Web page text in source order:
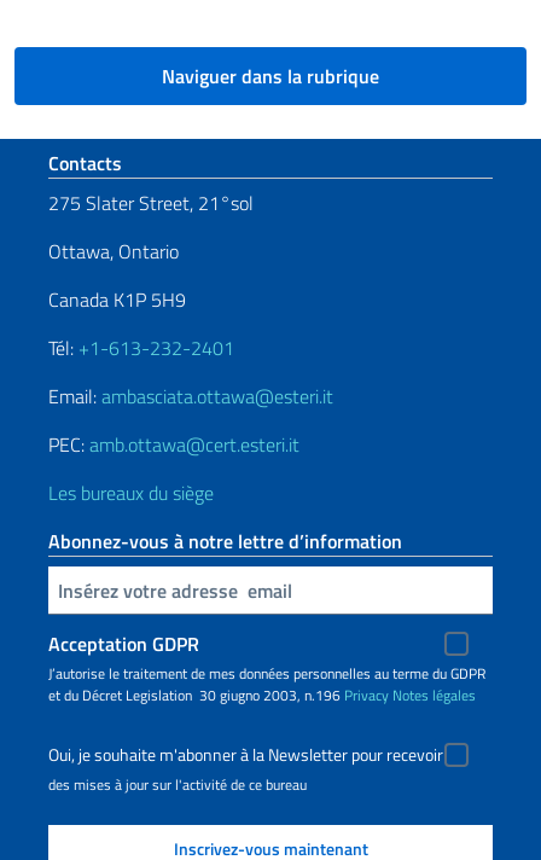
Naviguer dans la rubrique
Section de pied de page
Contacts
275 Slater Street, 21°sol
Ottawa, Ontario
Canada K1P 5H9
Tél: +1-613-232-2401
Email:ambasciata.ottawa@esteri.it
PEC:amb.ottawa@cert.esteri.it
Les bureaux du siège
Abonnez-vous à notre lettre d’information
Insert your email
Acceptation GDPR
J’autorise le traitement de mes données personnelles au terme du GDPR
et du Décret Legislation 30 giugno 2003, n.196 Privacy Notes légales
Oui, je souhaite m'abonner à la Newsletter pour recevoir
des mises à jour sur l'activité de ce bureau